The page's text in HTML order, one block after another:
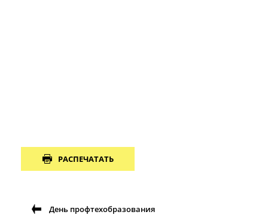
РАСПЕЧАТАТЬ
День профтехобразования